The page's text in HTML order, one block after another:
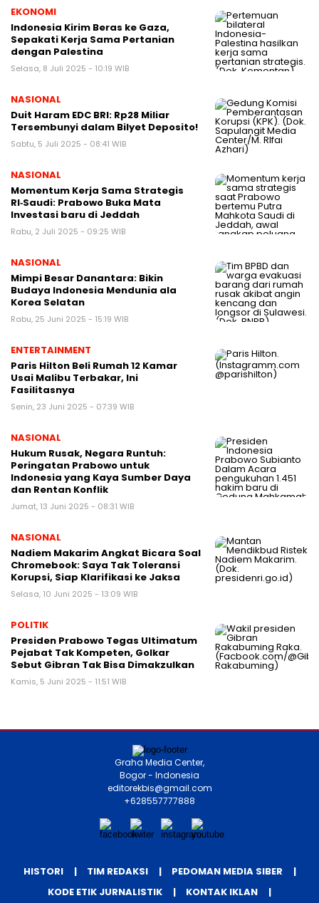
EKONOMI
Indonesia Kirim Beras ke Gaza,
Sepakati Kerja Sama Pertanian
dengan Palestina
Selasa, 8 Juli 2025 - 10:19 WIB
NASIONAL
Duit Haram EDC BRI: Rp28 Miliar
Tersembunyi dalam Bilyet Deposito!
Sabtu, 5 Juli 2025 - 08:41 WIB
NASIONAL
Momentum Kerja Sama Strategis
RI‑Saudi: Prabowo Buka Mata
Investasi baru di Jeddah
Rabu, 2 Juli 2025 - 09:25 WIB
NASIONAL
Mimpi Besar Danantara: Bikin
Budaya Indonesia Mendunia ala
Korea Selatan
Rabu, 25 Juni 2025 - 15:19 WIB
ENTERTAINMENT
Paris Hilton Beli Rumah 12 Kamar
Usai Malibu Terbakar, Ini
Fasilitasnya
Senin, 23 Juni 2025 - 07:39 WIB
NASIONAL
Hukum Rusak, Negara Runtuh:
Peringatan Prabowo untuk
Indonesia yang Kaya Sumber Daya
dan Rentan Konflik
Jumat, 13 Juni 2025 - 08:31 WIB
NASIONAL
Nadiem Makarim Angkat Bicara Soal
Chromebook: Saya Tak Toleransi
Korupsi, Siap Klarifikasi ke Jaksa
Selasa, 10 Juni 2025 - 13:09 WIB
POLITIK
Presiden Prabowo Tegas Ultimatum
Pejabat Tak Kompeten, Golkar
Sebut Gibran Tak Bisa Dimakzulkan
Kamis, 5 Juni 2025 - 11:51 WIB
Graha Media Center,
Bogor - Indonesia
editorekbis@gmail.com
+628557777888
HISTORI TIM REDAKSI
PEDOMAN MEDIA SIBER
KODE ETIK JURNALISTIK
KONTAK IKLAN